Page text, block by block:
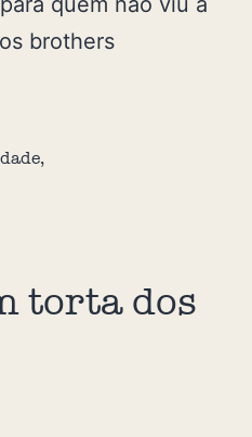
brothers
,
torta dos